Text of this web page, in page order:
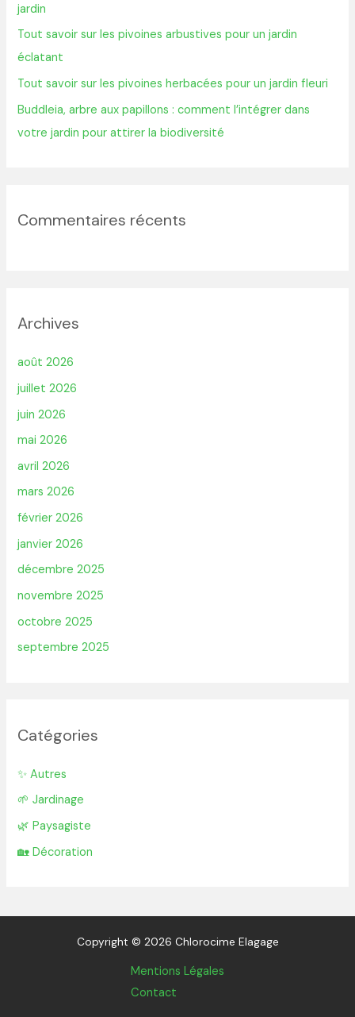
r
:
jardin
Tout savoir sur les pivoines arbustives pour un jardin
éclatant
Tout savoir sur les pivoines herbacées pour un jardin fleuri
Buddleia, arbre aux papillons : comment l’intégrer dans
votre jardin pour attirer la biodiversité
Commentaires récents
Archives
août 2026
juillet 2026
juin 2026
mai 2026
avril 2026
mars 2026
février 2026
janvier 2026
décembre 2025
novembre 2025
octobre 2025
septembre 2025
Catégories
✨ Autres
🌱 Jardinage
🌿 Paysagiste
🏡 Décoration
Copyright © 2026 Chlorocime Elagage
Mentions Légales
Contact